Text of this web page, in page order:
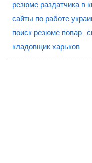
резюме раздатчика в
сайты по работе
поиск резюме повар
кладовщик харьков